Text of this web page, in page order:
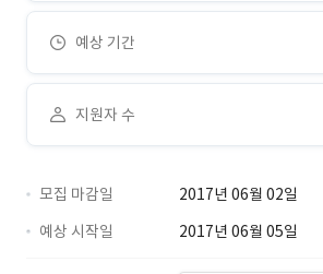
예상 기간
지원자 수
모집 마감일
2017년 06월 02일
예상 시작일
2017년 06월 05일